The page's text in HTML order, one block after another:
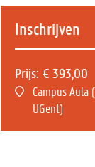
Inschrijven
Prijs € 393,00
Campus Aula
UGent)